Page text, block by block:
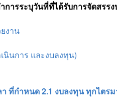
การระบุวันที่ที่ได้รับการจัดสรรง
งาน
นินการ และงบลงทุน)
ที่กำหนด 2.1 งบลงทุน ทุกไตร